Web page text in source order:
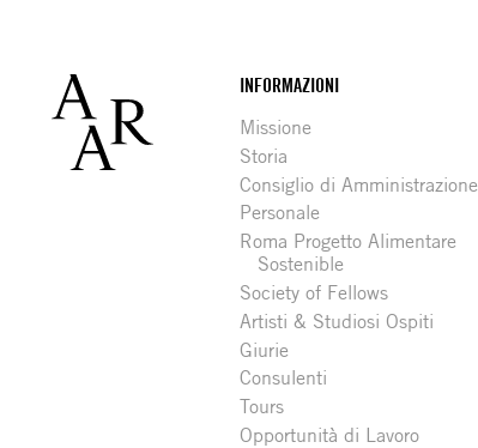
Footer
INFORMAZIONI
Missione
Storia
Consiglio di Amministrazione
Personale
Roma Progetto Alimentare
Sostenible
Society of Fellows
Artisti & Studiosi Ospiti
Giurie
Consulenti
Tours
Opportunità di Lavoro